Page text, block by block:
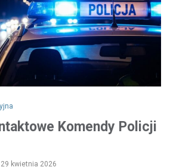
Komendy Policji
29 kwietnia 2026